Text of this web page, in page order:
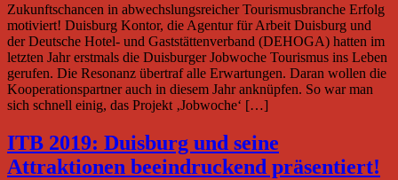
Zukunftschancen in abwechslungsreicher Tourismusbranche Erfolg
motiviert! Duisburg Kontor, die Agentur für Arbeit Duisburg und
der Deutsche Hotel- und Gaststättenverband (DEHOGA) hatten im
letzten Jahr erstmals die Duisburger Jobwoche Tourismus ins Leben
gerufen. Die Resonanz übertraf alle Erwartungen. Daran wollen die
Kooperationspartner auch in diesem Jahr anknüpfen. So war man
sich schnell einig, das Projekt ‚Jobwoche‘ […]
ITB 2019: Duisburg und seine
Attraktionen beeindruckend präsentiert!